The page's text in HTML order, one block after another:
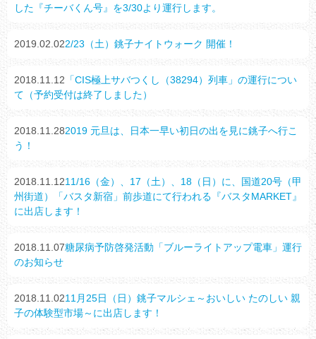
した『チーバくん号』を3/30より運行します。
2019.02.022/23（土）銚子ナイトウォーク 開催！
2018.11.12 「CIS極上サバつくし（38294）列車」の運行につい
て（予約受付は終了しました）
2018.11.282019 元旦は、日本一早い初日の出を見に銚子へ行こ
う！
2018.11.1211/16（金）、17（土）、18（日）に、国道20号（甲
州街道）「バスタ新宿」前歩道にて行われる『バスタMARKET』
に出店します！
2018.11.07糖尿病予防啓発活動「ブルーライトアップ電車」運行
のお知らせ
2018.11.0211月25日（日）銚子マルシェ～おいしい たのしい 親
子の体験型市場～に出店します！